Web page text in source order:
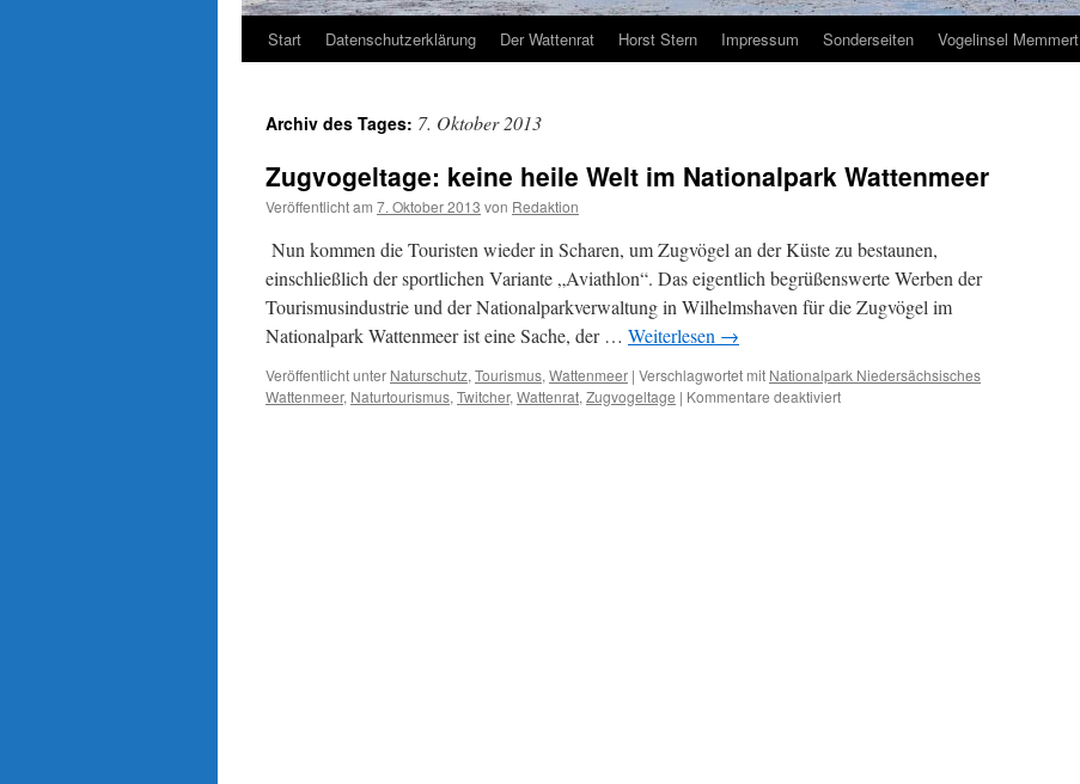
Start Datenschutzerklärung Der Wattenrat Horst Stern Impressum Sonderseiten Vogelinsel Memmert
Archiv des Tages: 7. Oktober 2013
Zugvogeltage: keine heile Welt im Nationalpark Wattenmeer
Veröffentlicht am 7. Oktober 2013 von Redaktion
Nun kommen die Touristen wieder in Scharen, um Zugvögel an der Küste zu bestaunen,
einschließlich der sportlichen Variante „Aviathlon“. Das eigentlich begrüßenswerte Werben der
Tourismusindustrie und der Nationalparkverwaltung in Wilhelmshaven für die Zugvögel im
Nationalpark Wattenmeer ist eine Sache, der … Weiterlesen →
Veröffentlicht unter Naturschutz, Tourismus, Wattenmeer | Verschlagwortet mit Nationalpark Niedersächsisches
Wattenmeer, Naturtourismus, Twitcher, Wattenrat, Zugvogeltage | Kommentare deaktiviertfür